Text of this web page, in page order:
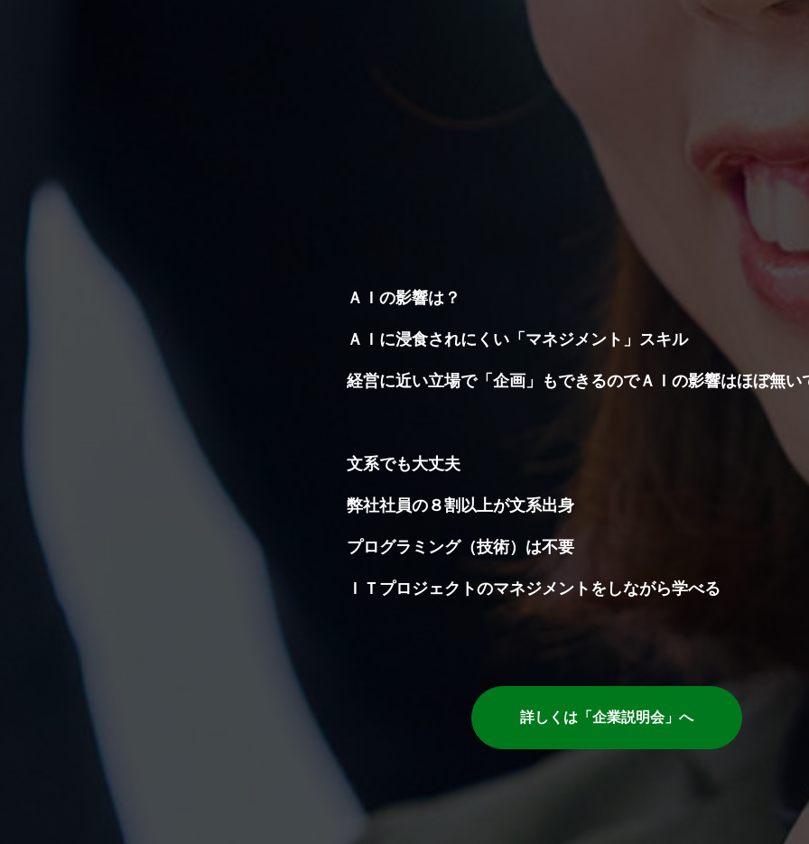
Ｂ・Ｓ・Ｌを知ろう！
お問い合わせ
BSL 本社ホ
マネジメントを極めたい！
ＰＭＯとは？
ITプロジェクトをマネジメント力で成功に導くスペシャリ
プロジェクトマネージャー（ＰＭ）との差
経営に近い立場でプロジェクト全体を俯瞰し推進すること
ＡＩの影響は？
ＡＩに浸食されにくい「マネジメント」スキル
経営に近い立場で「企画」もできるのでＡＩの影響はほぼ無い
文系でも大丈夫
弊社社員の８割以上が文系出身
プログラミング（技術）は不要
ＩＴプロジェクトのマネジメントをしながら学べる
詳しくは「企業説明会」へ